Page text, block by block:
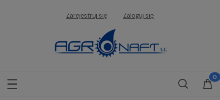
Zarejestruj się Zaloguj się